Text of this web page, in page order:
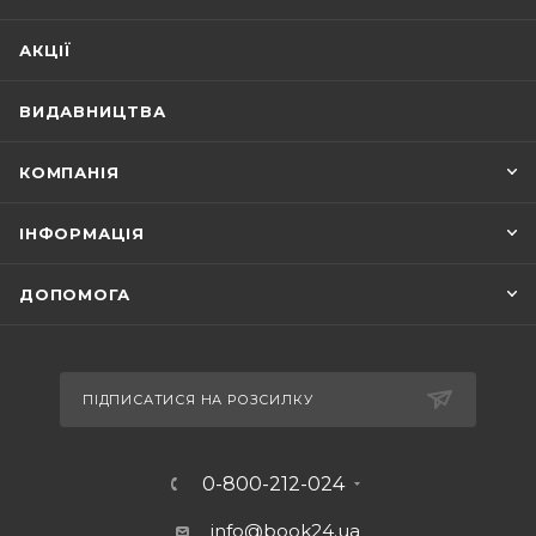
АКЦІЇ
ВИДАВНИЦТВА
КОМПАНІЯ
ІНФОРМАЦІЯ
ДОПОМОГА
ПІДПИСАТИСЯ НА РОЗСИЛКУ
0-800-212-024
info@book24.ua